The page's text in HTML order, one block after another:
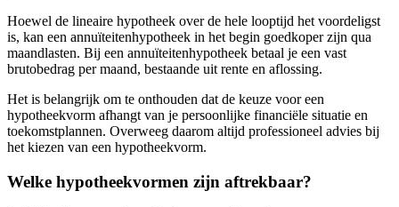
Hoewel de lineaire hypotheek over de hele looptijd het voordeligst
is, kan een annuïteitenhypotheek in het begin goedkoper zijn qua
maandlasten. Bij een annuïteitenhypotheek betaal je een vast
brutobedrag per maand, bestaande uit rente en aflossing.
Het is belangrijk om te onthouden dat de keuze voor een
hypotheekvorm afhangt van je persoonlijke financiële situatie en
toekomstplannen. Overweeg daarom altijd professioneel advies bij
het kiezen van een hypotheekvorm.
Welke hypotheekvormen zijn aftrekbaar?